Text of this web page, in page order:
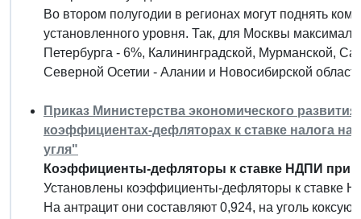
Во втором полугодии в регионах могут поднять
установленного уровня. Так, для Москвы
Петербурга - 6%, Калининградской, Мурманской,
Северной Осетии - Алании и Новосибирской
Приказ Министерства экономического
коэффициентах-дефляторах к ставке налога
угля"
Коэффициенты-дефляторы к ставке НДПИ при
Установлены коэффициенты-дефляторы к ставке
На антрацит они составляют 0,924, на уголь